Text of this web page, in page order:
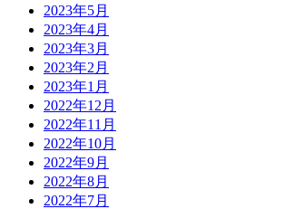
2023年5月
2023年4月
2023年3月
2023年2月
2023年1月
2022年12月
2022年11月
2022年10月
2022年9月
2022年8月
2022年7月